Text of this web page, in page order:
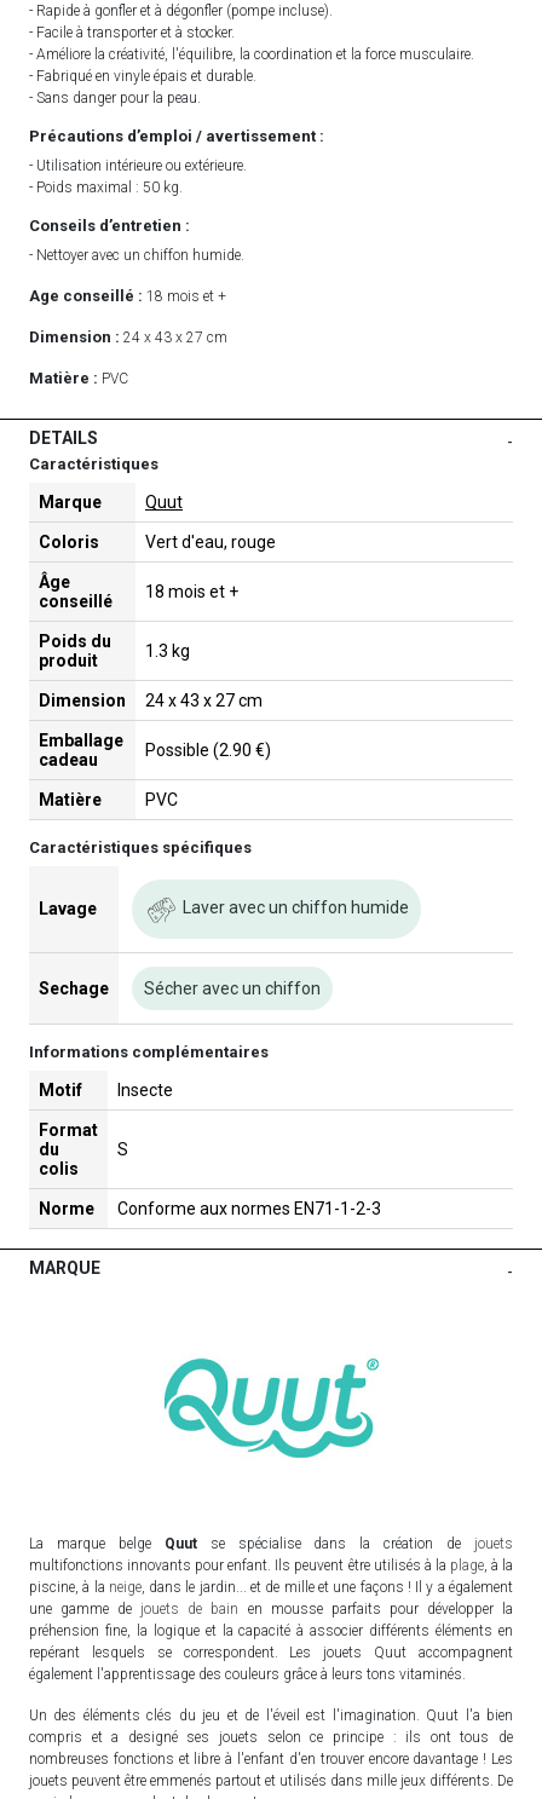
- Rapide à gonfler et à dégonfler (pompe incluse).
- Facile à transporter et à stocker.
- Améliore la créativité, l'équilibre, la coordination et la force musculaire.
- Fabriqué en vinyle épais et durable.
- Sans danger pour la peau.
Précautions d’emploi / avertissement :
- Utilisation intérieure ou extérieure.
- Poids maximal : 50 kg.
Conseils d’entretien :
- Nettoyer avec un chiffon humide.
Age conseillé : 18 mois et +
Dimension : 24 x 43 x 27 cm
Matière : PVC
DETAILS -
Caractéristiques
Marque Quut
Coloris Vert d'eau, rouge
Âge
conseillé
18 mois et +
Poids du
produit
1.3 kg
Dimension 24 x 43 x 27 cm
Emballage
cadeau
Possible (2.90 €)
Matière PVC
Caractéristiques spécifiques
Lavage Laver avec un chiffon humide
Sechage Sécher avec un chiffon
Informations complémentaires
Motif Insecte
Format
du
colis
S
Norme Conforme aux normes EN71-1-2-3
MARQUE -
La marque belge Quutse spécialise dans la création de jouets
multifonctions innovants pour enfant. Ils peuvent être utilisés à la plage, à la
piscine, à la neige, dans le jardin... et de mille et une façons ! Il y a également
une gamme de jouets de bain
en mousse parfaits pour développer la
préhension fine, la logique et la capacité à associer différents éléments en
repérant lesquels se correspondent. Les jouets Quut accompagnent
également l'apprentissage des couleurs grâce à leurs tons vitaminés.
Un des éléments clés du jeu et de l'éveil est l'imagination. Quut l'a bien
compris et a designé ses jouets selon ce principe : ils ont tous de
nombreuses fonctions et libre à l'enfant d'en trouver encore davantage ! Les
jouets peuvent être emmenés partout et utilisés dans mille jeux différents. De